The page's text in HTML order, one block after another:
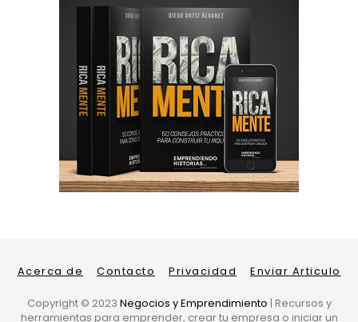
Acerca de Contacto Privacidad Enviar Articulo
Copyright © 2023 Negocios y Emprendimiento | Recursos y
herramientas para emprender, crear tu empresa o iniciar un